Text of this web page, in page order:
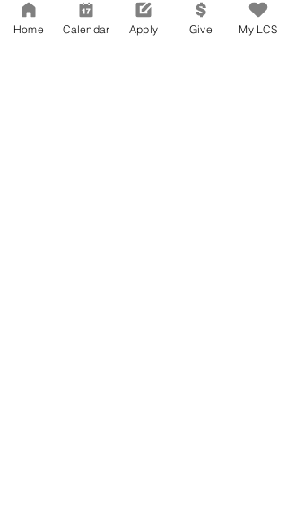
Si necesita suspender su membresía,
comuníquese con
Home Calendar Apply Give My LCS